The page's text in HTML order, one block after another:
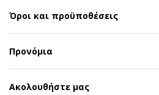
Όροι και προϋποθέσεις
Προνόμια
Ακολουθήστε μας